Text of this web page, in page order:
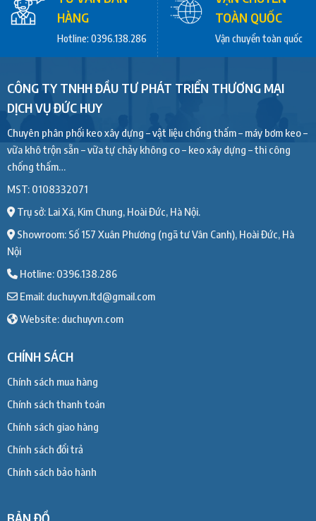
HÀNG
Hotline: 0396.138.286
TOÀN QUỐC
Vận chuyển toàn quốc
CÔNG TY TNHH ĐẦU TƯ PHÁT TRIỂN THƯƠNG MẠI
DỊCH VỤ ĐỨC HUY
Chuyên phân phối keo xây dựng – vật liệu chống thấm – máy bơm keo –
vữa khô trộn sẵn – vữa tự chảy không co – keo xây dựng – thi công
chống thấm…
MST: 0108332071
Trụ sở: Lai Xá, Kim Chung, Hoài Đức, Hà Nội.
Showroom: Số 157 Xuân Phương (ngã tư Vân Canh), Hoài Đức, Hà
Nội
Hotline: 0396.138.286
Email: duchuyvn.ltd@gmail.com
Website: duchuyvn.com
CHÍNH SÁCH
Chính sách mua hàng
Chính sách thanh toán
Chính sách giao hàng
Chính sách đổi trả
Chính sách bảo hành